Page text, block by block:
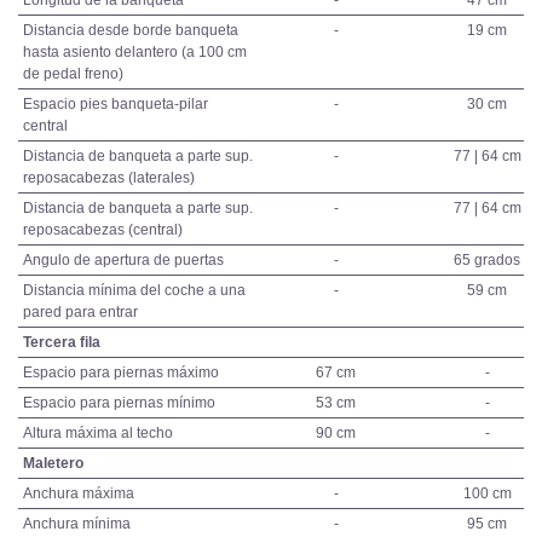
Distancia desde borde banqueta
hasta asiento delantero (a 100 cm
de pedal freno)
- 19 cm
Espacio pies banqueta-pilar
central
- 30 cm
Distancia de banqueta a parte sup.
reposacabezas (laterales)
- 77 | 64 cm
Distancia de banqueta a parte sup.
reposacabezas (central)
- 77 | 64 cm
Angulo de apertura de puertas -
65 grados
Distancia mínima del coche a una
pared para entrar
- 59 cm
Tercera fila
Espacio para piernas máximo
67 cm
-
Espacio para piernas mínimo
53 cm
-
Altura máxima al techo
90 cm
-
Maletero
Anchura máxima
-
100 cm
Anchura mínima
-
95 cm